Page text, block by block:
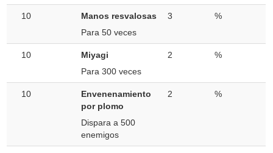
10
Manos resvalosas
Para 50 veces
3 %
10
Miyagi
Para 300 veces
2 %
10
Envenenamiento
por plomo
Dispara a 500
enemigos
2 %